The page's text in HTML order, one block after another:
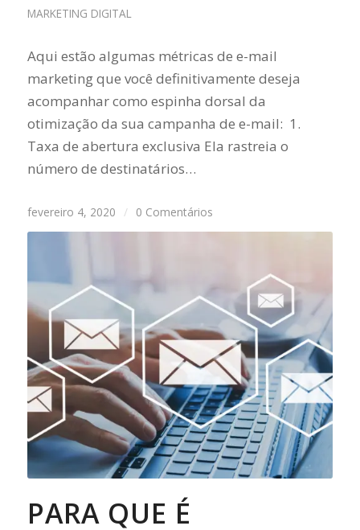
MARKETING DIGITAL
Aqui estão algumas métricas de e-mail
marketing que você definitivamente deseja
acompanhar como espinha dorsal da
otimização da sua campanha de e-mail: 1.
Taxa de abertura exclusiva Ela rastreia o
número de destinatários…
fevereiro 4, 2020 / 0 Comentários
PARA QUE É